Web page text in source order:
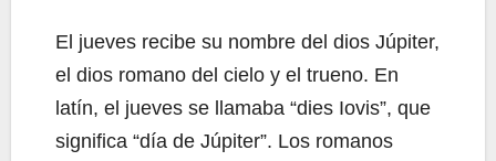
El jueves recibe su nombre del dios Júpiter,
el dios romano del cielo y el trueno. En
latín, el jueves se llamaba “dies Iovis”, que
significa “día de Júpiter”. Los romanos